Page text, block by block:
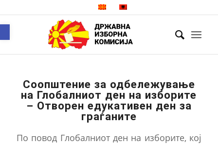
Соопштение за одбележување
на Глобалниот ден на изборите
– Отворен едукативен ден за
граѓаните
По повод Глобалниот ден на изборите, кој
Open toolbar